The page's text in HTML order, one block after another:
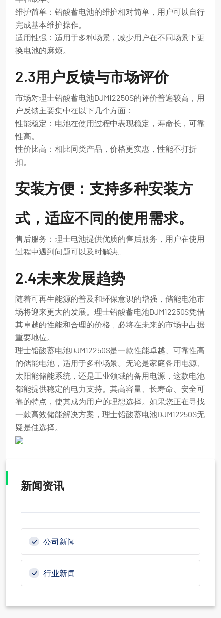
维护简单：铅酸蓄电池的维护相对简单，用户可以自行
完成基本维护操作。
适用性强：适用于多种场景，减少用户在不同场景下更
换电池的麻烦。
2.3用户反馈与市场评价
市场对理士铅酸蓄电池DJM12250S的评价普遍较高，用
户反馈主要集中在以下几个方面：
性能稳定：电池在使用过程中表现稳定，寿命长，可靠
性高。
性价比高：相比同类产品，价格更实惠，性能不打折
扣。
安装方便：支持多种安装方
式，适应不同的使用需求。
售后服务：理士电池提供优质的售后服务，用户在使用
过程中遇到问题可以及时解决。
2.4未来发展趋势
随着可再生能源的普及和环保意识的增强，储能电池市
场将迎来更大的发展。理士铅酸蓄电池DJM12250S凭借
其卓越的性能和合理的价格，必将在未来的市场中占据
重要地位。
理士铅酸蓄电池DJM12250S是一款性能卓越、可靠性高
的储能电池，适用于多种场景。无论是家庭备用电源、
太阳能储能系统，还是工业领域的备用电源，这款电池
都能提供稳定的电力支持。其高容量、长寿命、安全可
靠的特点，使其成为用户的理想选择。如果您正在寻找
一款高效储能解决方案，理士铅酸蓄电池DJM12250S无
疑是佳选择。
新闻资讯
公司新闻
行业新闻